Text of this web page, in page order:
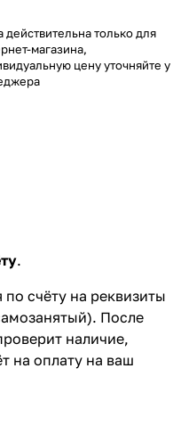
действительна только для
магазина,
цену уточняйте у
.
по счёту на реквизиты
После
наличие,
на оплату на ваш